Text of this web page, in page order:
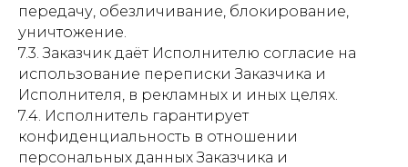
передачу, обезличивание, блокирование,
уничтожение.
7.3. Заказчик даёт Исполнителю согласие на
использование переписки Заказчика и
Исполнителя, в рекламных и иных целях.
7.4. Исполнитель гарантирует
конфиденциальность в отношении
персональных данных Заказчика и